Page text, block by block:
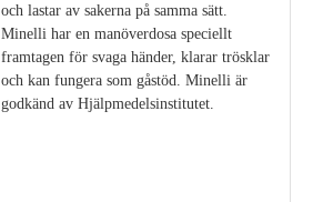
och lastar av sakerna på samma sätt.
Minelli har en manöverdosa speciellt
framtagen för svaga händer, klarar trösklar
och kan fungera som gåstöd. Minelli är
godkänd av Hjälpmedelsinstitutet.